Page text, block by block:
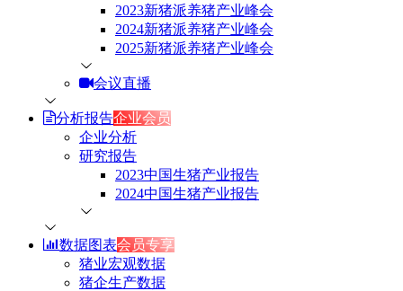
2023新猪派养猪产业峰会
2024新猪派养猪产业峰会
2025新猪派养猪产业峰会
会议直播
分析报告企业会员
企业分析
研究报告
2023中国生猪产业报告
2024中国生猪产业报告
数据图表会员专享
猪业宏观数据
猪企生产数据